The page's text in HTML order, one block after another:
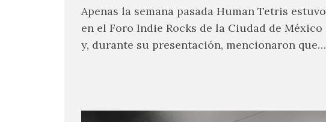
Apenas la semana pasada Human Tetris estuvo
en el Foro Indie Rocks de la Ciudad de México
y, durante su presentación, mencionaron que